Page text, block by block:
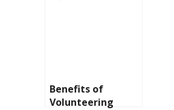
Benefits of
Volunteering